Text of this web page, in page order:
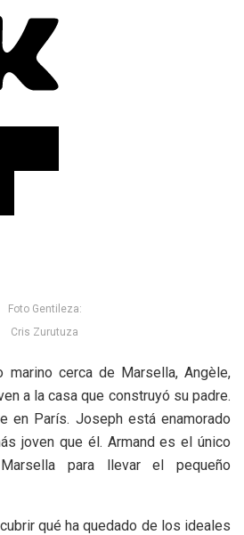
Foto Gentileza:
Cris Zurutuza
marino cerca de Marsella, Angèle,
a la casa que construyó su padre.
en París. Joseph está enamorado
joven que él. Armand es el único
para llevar el pequeño
qué ha quedado de los ideales